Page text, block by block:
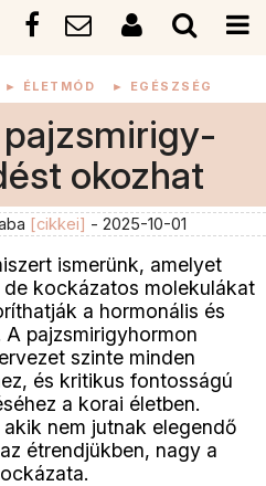
► ÉLETMÓD ► EGÉSZSÉG
okozhat
[cikkei] - 2025-10-01
ismerünk, amelyet
kockázatos molekulákat
a hormonális és
pajzsmirigyhormon
szinte minden
és kritikus fontosságú
a korai életben.
nem jutnak elegendő
étrendjükben, nagy a